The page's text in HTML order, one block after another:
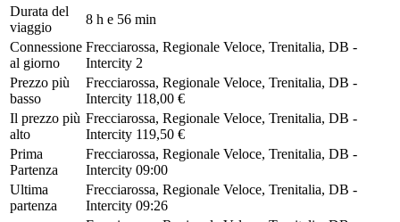
Durata del
viaggio
8 h e 56 min
Connessione
al giorno
Frecciarossa, Regionale Veloce, Trenitalia, DB -
Intercity 2
Prezzo più
basso
Frecciarossa, Regionale Veloce, Trenitalia, DB -
Intercity 118,00 €
Il prezzo più
alto
Frecciarossa, Regionale Veloce, Trenitalia, DB -
Intercity 119,50 €
Prima
Partenza
Frecciarossa, Regionale Veloce, Trenitalia, DB -
Intercity 09:00
Ultima
partenza
Frecciarossa, Regionale Veloce, Trenitalia, DB -
Intercity 09:26